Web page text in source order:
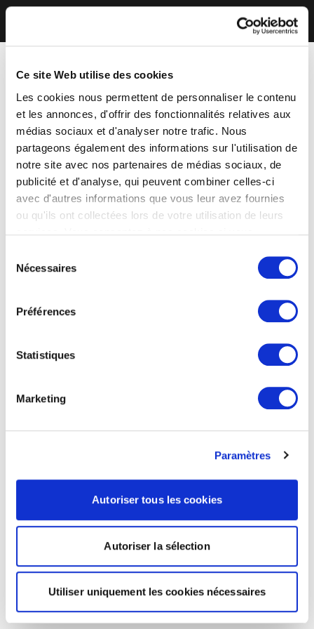
Ce site Web utilise des cookies
Les cookies nous permettent de personnaliser le contenu
et les annonces, d'offrir des fonctionnalités relatives aux
médias sociaux et d'analyser notre trafic. Nous
partageons également des informations sur l'utilisation de
notre site avec nos partenaires de médias sociaux, de
publicité et d'analyse, qui peuvent combiner celles-ci
avec d'autres informations que vous leur avez fournies
ou qu'ils ont collectées lors de votre utilisation de leurs
Nécessaires
Préférences
Statistiques
Marketing
Paramètres
Autoriser tous les cookies
Autoriser la sélection
Utiliser uniquement les cookies nécessaires